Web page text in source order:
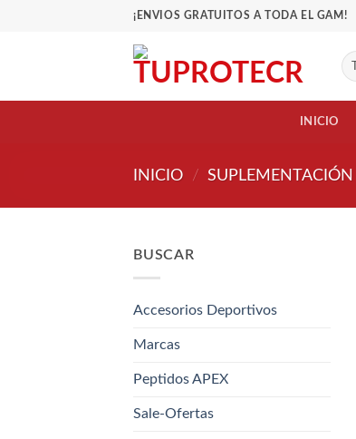
¡ENVIOS GRATUITOS A TODA EL GAM!
INICIO
INICIO / SUPLEMENTACIÓN
BUSCAR
Accesorios Deportivos
Marcas
Peptidos APEX
Sale-Ofertas